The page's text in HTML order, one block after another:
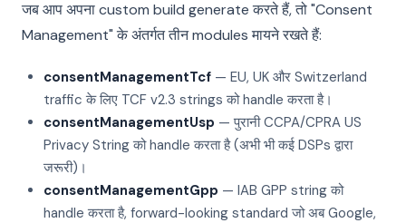
जब आप अपना custom build generate करते हैं, तो "Consent
Management" के अंतर्गत तीन modules मायने रखते हैं:
consentManagementTcf — EU, UK और Switzerland
traffic के लिए TCF v2.3 strings को handle करता है।
consentManagementUsp — पुरानी CCPA/CPRA US
Privacy String को handle करता है (अभी भी कई DSPs द्वारा
जरूरी)।
consentManagementGpp — IAB GPP string को
handle करता है, forward-looking standard जो अब Google,